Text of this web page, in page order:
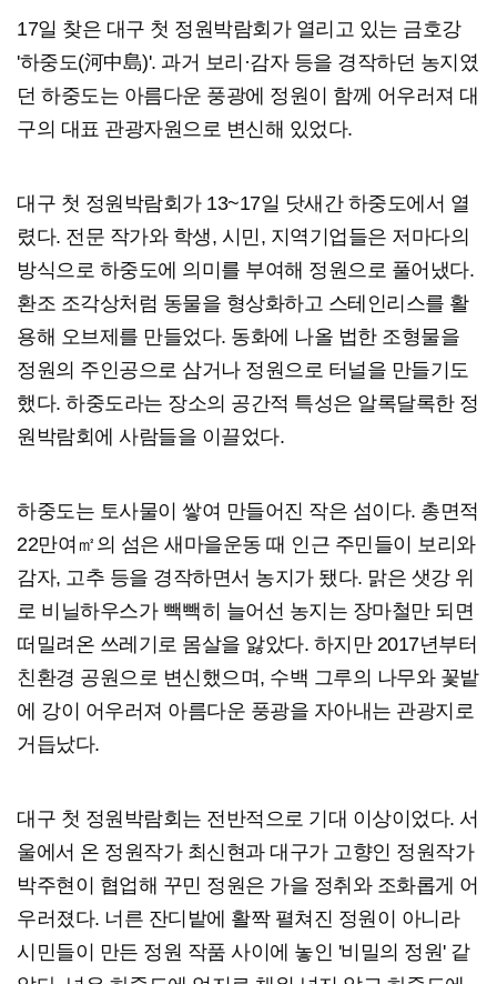
17일 찾은 대구 첫 정원박람회가 열리고 있는 금호강
'하중도(河中島)'. 과거 보리·감자 등을 경작하던 농지였
던 하중도는 아름다운 풍광에 정원이 함께 어우러져 대
구의 대표 관광자원으로 변신해 있었다.
대구 첫 정원박람회가 13~17일 닷새간 하중도에서 열
렸다. 전문 작가와 학생, 시민, 지역기업들은 저마다의
방식으로 하중도에 의미를 부여해 정원으로 풀어냈다.
환조 조각상처럼 동물을 형상화하고 스테인리스를 활
용해 오브제를 만들었다. 동화에 나올 법한 조형물을
정원의 주인공으로 삼거나 정원으로 터널을 만들기도
했다. 하중도라는 장소의 공간적 특성은 알록달록한 정
원박람회에 사람들을 이끌었다.
하중도는 토사물이 쌓여 만들어진 작은 섬이다. 총면적
22만여㎡의 섬은 새마을운동 때 인근 주민들이 보리와
감자, 고추 등을 경작하면서 농지가 됐다. 맑은 샛강 위
로 비닐하우스가 빽빽히 늘어선 농지는 장마철만 되면
떠밀려온 쓰레기로 몸살을 앓았다. 하지만 2017년부터
친환경 공원으로 변신했으며, 수백 그루의 나무와 꽃밭
에 강이 어우러져 아름다운 풍광을 자아내는 관광지로
거듭났다.
대구 첫 정원박람회는 전반적으로 기대 이상이었다. 서
울에서 온 정원작가 최신현과 대구가 고향인 정원작가
박주현이 협업해 꾸민 정원은 가을 정취와 조화롭게 어
우러졌다. 너른 잔디밭에 활짝 펼쳐진 정원이 아니라
시민들이 만든 정원 작품 사이에 놓인 '비밀의 정원' 같